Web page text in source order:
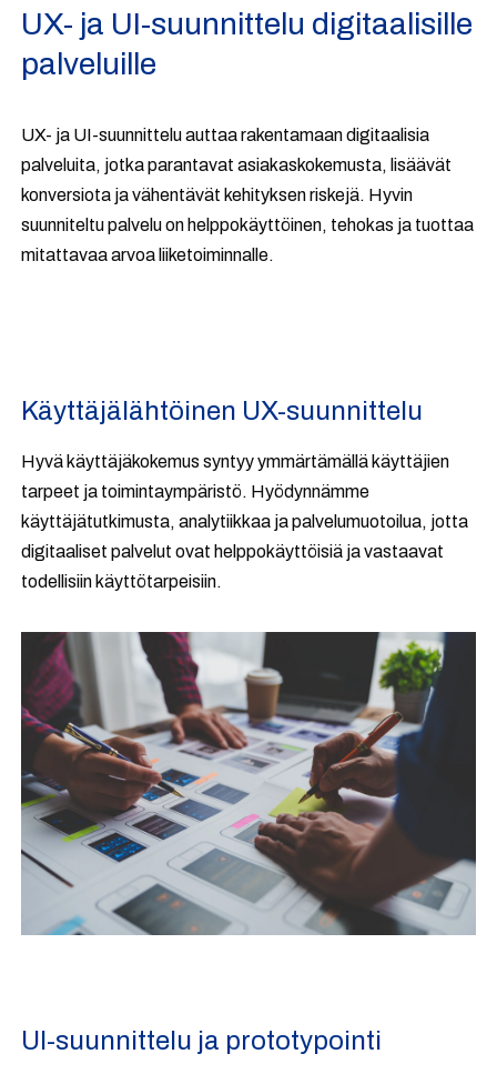
UX- ja UI-suunnittelu digitaalisille
palveluille
UX- ja UI-suunnittelu auttaa rakentamaan digitaalisia
palveluita, jotka parantavat asiakaskokemusta, lisäävät
konversiota ja vähentävät kehityksen riskejä. Hyvin
suunniteltu palvelu on helppokäyttöinen, tehokas ja tuottaa
mitattavaa arvoa liiketoiminnalle.
Käyttäjälähtöinen UX-suunnittelu
Hyvä käyttäjäkokemus syntyy ymmärtämällä käyttäjien
tarpeet ja toimintaympäristö. Hyödynnämme
käyttäjätutkimusta, analytiikkaa ja palvelumuotoilua, jotta
digitaaliset palvelut ovat helppokäyttöisiä ja vastaavat
todellisiin käyttötarpeisiin.
UI-suunnittelu ja prototypointi